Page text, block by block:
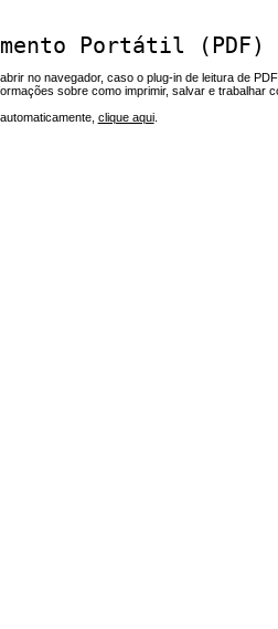
Portátil (PDF)
no navegador, caso o plug-in de leitura de
sobre como imprimir, salvar e trabalhar
clique aqui.